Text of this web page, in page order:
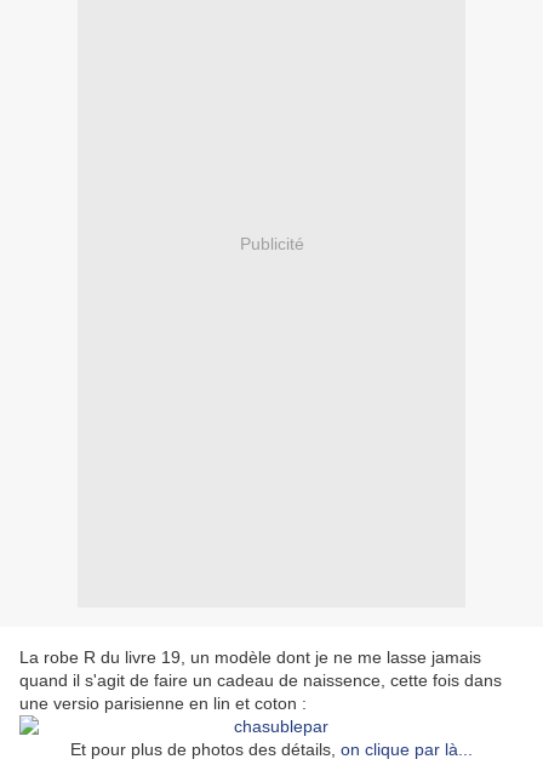
Publicité
La robe R du livre 19, un modèle dont je ne me lasse jamais
quand il s'agit de faire un cadeau de naissence, cette fois dans
une versio parisienne en lin et coton :
Et pour plus de photos des détails, on clique par là...